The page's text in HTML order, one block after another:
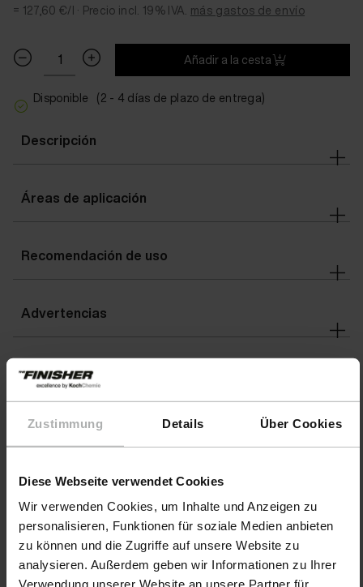
Zustimmung Details Über Cookies
Diese Webseite verwendet Cookies
Wir verwenden Cookies, um Inhalte und Anzeigen zu
personalisieren, Funktionen für soziale Medien anbieten
zu können und die Zugriffe auf unsere Website zu
analysieren. Außerdem geben wir Informationen zu Ihrer
Verwendung unserer Website an unsere Partner für
= 127,60 €/l · Precio incl. 19% IVA. más gastos de envío
Añadir a la cesta
Disponible (2 - 4 días de plazo de entrega)
Descripción
Áreas de aplicación
Recomendación de uso
Advertencias
Detalles
Indicaciones de peligro
Descargas